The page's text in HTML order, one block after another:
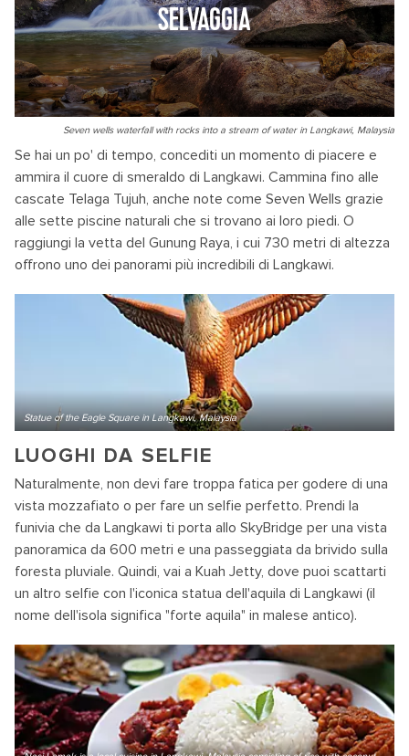
SELVAGGIA
Seven wells waterfall with rocks into a stream of water in Langkawi, Malaysia
Se hai un po' di tempo, concediti un momento di piacere e
ammira il cuore di smeraldo di Langkawi. Cammina fino alle
cascate Telaga Tujuh, anche note come Seven Wells grazie
alle sette piscine naturali che si trovano ai loro piedi. O
raggiungi la vetta del Gunung Raya, i cui 730 metri di altezza
offrono uno dei panorami più incredibili di Langkawi.
Statue of the Eagle Square in Langkawi, Malaysia
LUOGHI DA SELFIE
Naturalmente, non devi fare troppa fatica per godere di una
vista mozzafiato o per fare un selfie perfetto. Prendi la
funivia che da Langkawi ti porta allo SkyBridge per una vista
panoramica da 600 metri e una passeggiata da brivido sulla
foresta pluviale. Quindi, vai a Kuah Jetty, dove puoi scattarti
un altro selfie con l'iconica statua dell'aquila di Langkawi (il
nome dell'isola significa "forte aquila" in malese antico).